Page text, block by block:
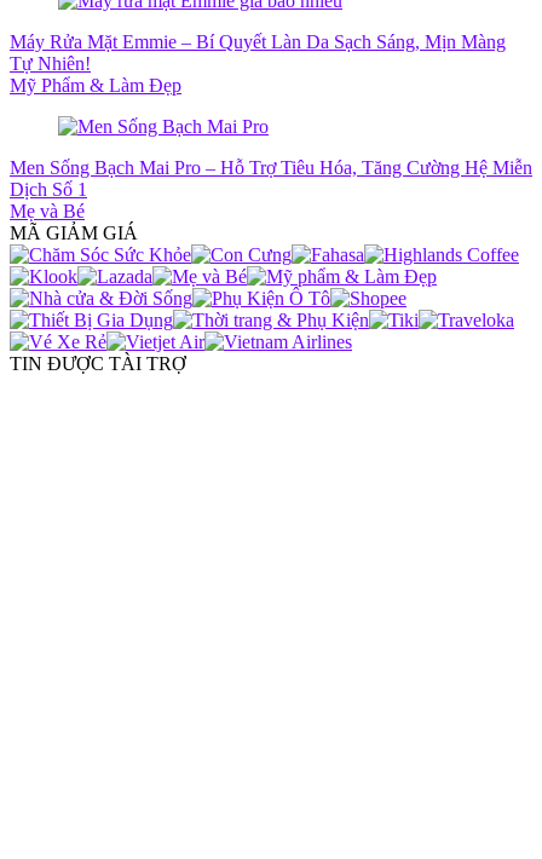
Máy Rửa Mặt Emmie – Bí Quyết Làn Da Sạch Sáng, Mịn Màng
Tự Nhiên!
Mỹ Phẩm & Làm Đẹp
Men Sống Bạch Mai Pro – Hỗ Trợ Tiêu Hóa, Tăng Cường Hệ Miễn
Dịch Số 1
Mẹ và Bé
MÃ GIẢM GIÁ
TIN ĐƯỢC TÀI TRỢ